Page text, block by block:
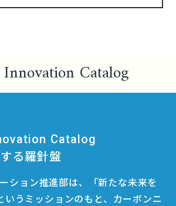
Catalog
Catalog
る羅針盤
ション推進部は、「新たな未来を
いうミッションのもと、カーボンニ